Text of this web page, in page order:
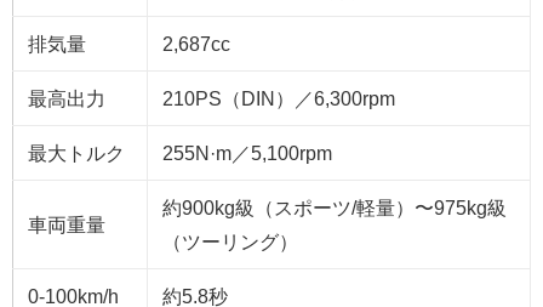
排気量 2,687cc
最高出力 210PS（DIN）／6,300rpm
最大トルク 255N·m／5,100rpm
車両重量
約900kg級（スポーツ/軽量）〜975kg級
（ツーリング）
0-100km/h 約5.8秒